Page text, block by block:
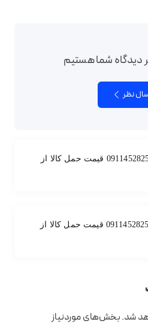
دیدگاه شما هستیم
نظر
باربری رشت به آستارا ⭐️09114528255 قیمت حمل کالا از
باربری رشت به گرگان ⭐️09114528255 قیمت حمل کالا از
شد.بخش‌های موردنیاز